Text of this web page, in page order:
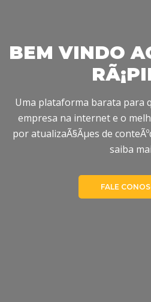
BEM VINDO
Uma plataforma barata para
empresa na internet e o
por atualizaÃ§Ãµes de
saiba
FALE